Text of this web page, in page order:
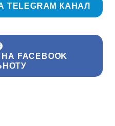
КАНАЛ
FACEBOOK